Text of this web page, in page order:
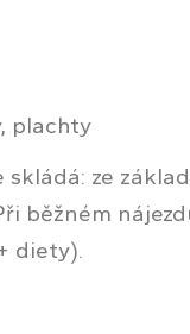
plachty
skládá: ze
běžném
diety).